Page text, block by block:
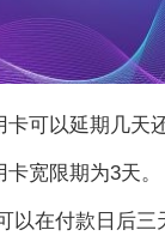
卡可以延期几天
宽限期为3天。
以在付款日后三